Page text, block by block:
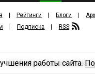
Рейтинги Блоги
Подписка RSS
Политикаработы сайта.